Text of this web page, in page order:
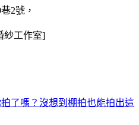
2號，
紗工作室]
了嗎？沒想到棚拍也能拍出這